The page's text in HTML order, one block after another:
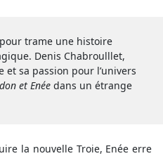
trame une histoire
Denis Chabroulllet,
sa passion pour l’univers
et Enée dans un étrange
la nouvelle Troie, Enée erre